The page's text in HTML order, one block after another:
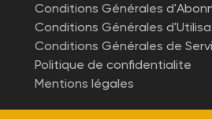
Conditions Générales
Conditions Générales
Conditions Générales de
Politique de confidentialite
Mentions légales